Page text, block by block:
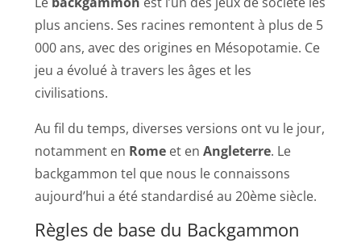
plus anciens. Ses racines remontent à plus de 5
000 ans, avec des origines en Mésopotamie. Ce
jeu a évolué à travers les âges et les
civilisations.
Au fil du temps, diverses versions ont vu le jour,
notamment en Rome et enAngleterre. Le
backgammon tel que nous le connaissons
aujourd’hui a été standardisé au 20ème siècle.
Règles de base du Backgammon